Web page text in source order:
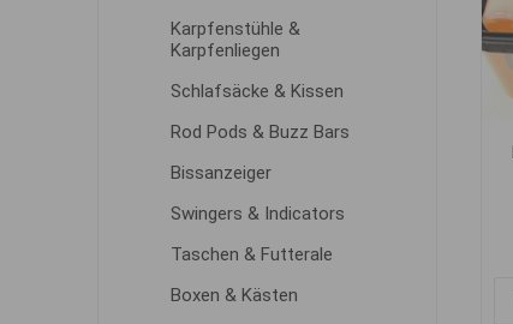
Karpfenstühle &
Karpfenliegen
Schlafsäcke & Kissen
Rod Pods & Buzz Bars
Bissanzeiger
Swingers & Indicators
Taschen & Futterale
Boxen & Kästen